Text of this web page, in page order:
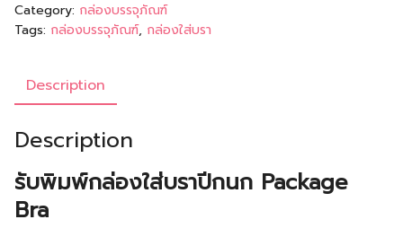
Category: กล่องบรรจุภัณฑ์
Tags: กล่องบรรจุภัณฑ์, กล่องใส่บรา
Description
Description
รับพิมพ์กล่องใส่บราปีกนก Package
Bra